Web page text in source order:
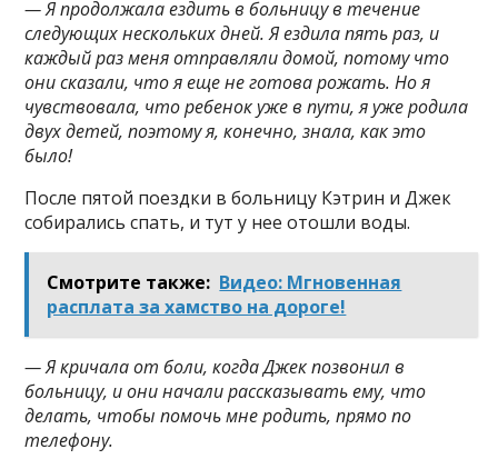
— Я продолжала ездить в больницу в течение
следующих нескольких дней. Я ездила пять раз, и
каждый раз меня отправляли домой, потому что
они сказали, что я еще не готова рожать. Но я
чувствовала, что ребенок уже в пути, я уже родила
двух детей, поэтому я, конечно, знала, как это
было!
После пятой поездки в больницу Кэтрин и Джек
собирались спать, и тут у нее отошли воды.
Смотрите также: Видео: Мгновенная
расплата за хамство на дороге!
— Я кричала от боли, когда Джек позвонил в
больницу, и они начали рассказывать ему, что
делать, чтобы помочь мне родить, прямо по
телефону.